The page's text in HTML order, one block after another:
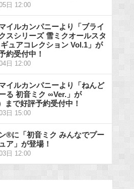
日 12:00
イルカンパニーより「ブライ
スシリーズ 雪ミクオールスタ
ュアコレクション Vol.1」が
約受付中！
日 12:00
イルカンパニーより「ねんど
る 初音ミク ∞Ver.」が
まで好評予約受付中！
日 15:00
®に「初音ミク みんなでプー
ア」が登場！
日 12:00